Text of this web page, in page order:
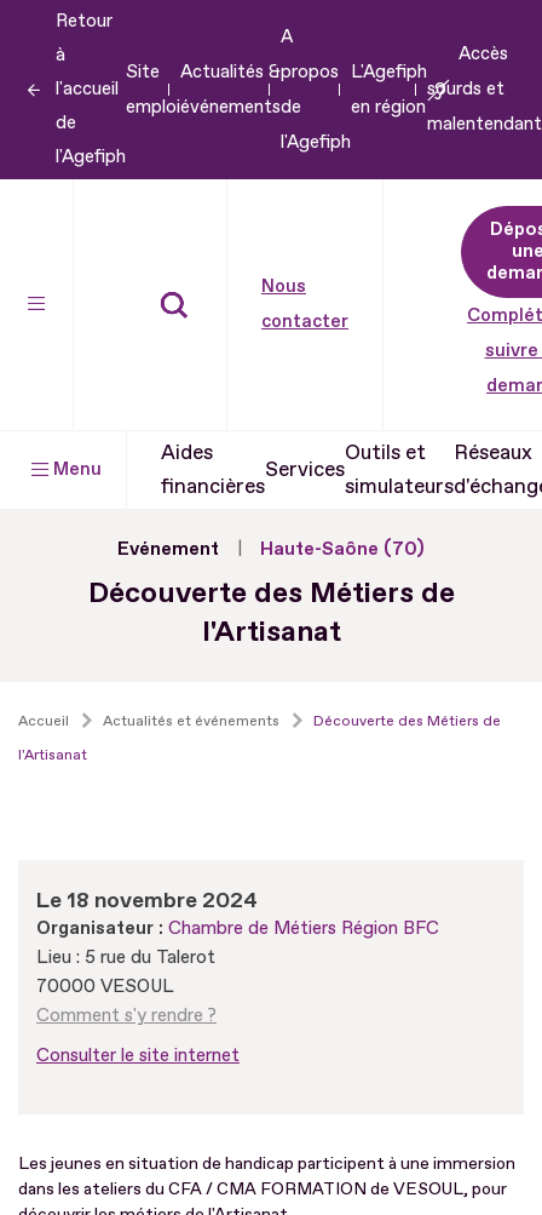
contenu
Retour
à
l'accueil
de
l'Agefiph
Site
emploi
Actualités &
événements
A
propos
de
l'Agefiph
L'Agefiph
en région
Accès
sourds et
Nous
contacter
suivre
Menu
Aides
financières
Services
Outils et
simulateurs
Réseaux
Evénement Haute-Saône (70)
Découverte des Métiers de
l'Artisanat
Accueil Actualités et événements
Découverte des Métiers de
l'Artisanat
Le 18 novembre 2024
Organisateur : Chambre de Métiers Région BFC
Lieu : 5 rue du Talerot
70000 VESOUL
Comment s'y rendre ?
Consulter le site internet
Les jeunes en situation de handicap participent à une immersion
dans les ateliers du CFA / CMA FORMATION de VESOUL, pour